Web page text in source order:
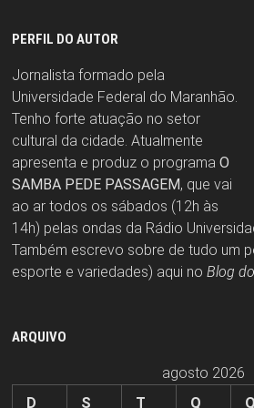
PERFIL DO AUTOR
Jornalista formado pela
Universidade Federal do Maranhão.
Tenho forte atuação no setor
cultural da cidade. Atualmente
apresenta e produz o programa O
SAMBA PEDE PASSAGEM, que vai
ao ar todos os sábados (12h às
14h) pelas ondas da Rádio
Também escrevo sobre de tudo um
esporte e variedades) aqui no Blog
ARQUIVO
agosto 2026
D
S T Q Q